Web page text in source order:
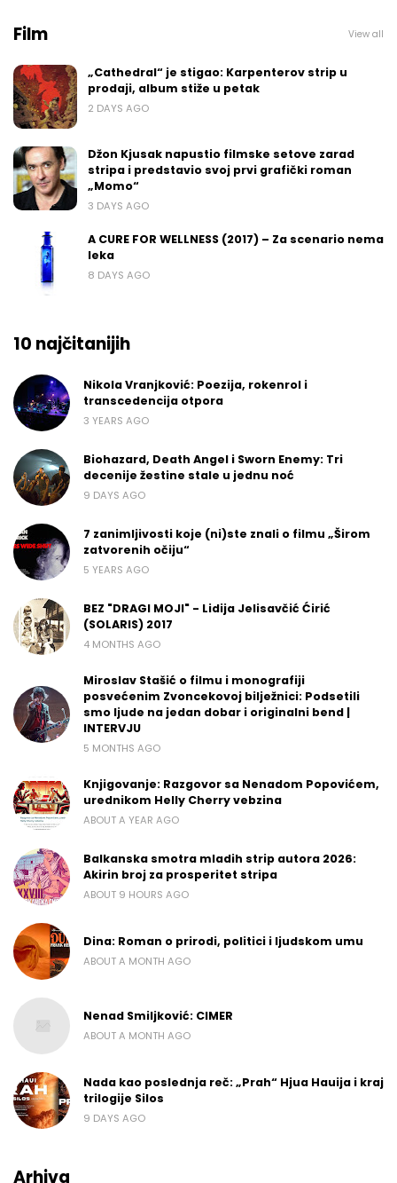
Film View all
„Cathedral“ je stigao: Karpenterov strip u
prodaji, album stiže u petak
2 DAYS AGO
Džon Kjusak napustio filmske setove zarad
stripa i predstavio svoj prvi grafički roman
„Momo“
3 DAYS AGO
A CURE FOR WELLNESS (2017) – Za scenario nema
leka
8 DAYS AGO
10 najčitanijih
Nikola Vranjković: Poezija, rokenrol i
transcedencija otpora
3 YEARS AGO
Biohazard, Death Angel i Sworn Enemy: Tri
decenije žestine stale u jednu noć
9 DAYS AGO
7 zanimljivosti koje (ni)ste znali o filmu „Širom
zatvorenih očiju“
5 YEARS AGO
BEZ "DRAGI MOJI" - Lidija Jelisavčić Ćirić
(SOLARIS) 2017
4 MONTHS AGO
Miroslav Stašić o filmu i monografiji
posvećenim Zvoncekovoj bilježnici: Podsetili
smo ljude na jedan dobar i originalni bend |
INTERVJU
5 MONTHS AGO
Knjigovanje: Razgovor sa Nenadom Popovićem,
urednikom Helly Cherry vebzina
ABOUT A YEAR AGO
Balkanska smotra mladih strip autora 2026:
Akirin broj za prosperitet stripa
ABOUT 9 HOURS AGO
Dina: Roman o prirodi, politici i ljudskom umu
ABOUT A MONTH AGO
Nenad Smiljković: CIMER
ABOUT A MONTH AGO
Nada kao poslednja reč: „Prah“ Hjua Hauija i kraj
trilogije Silos
9 DAYS AGO
Arhiva